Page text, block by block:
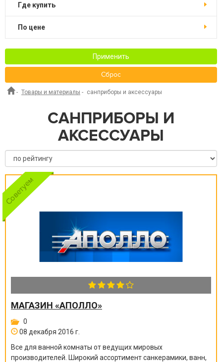
Где купить
По цене
Применить
Сброс
- Товары и материалы - санприборы и аксессуары
САНПРИБОРЫ И
АКСЕССУАРЫ
МАГАЗИН «АПОЛЛО»
0
08 декабря 2016 г.
Все для ванной комнаты от ведущих мировых
производителей. Широкий ассортимент санкерамики, ванн,